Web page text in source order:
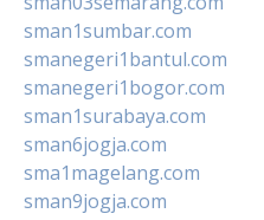
sman1sumbar.com
smanegeri1bantul.com
smanegeri1bogor.com
sman1surabaya.com
sman6jogja.com
sma1magelang.com
sman9jogja.com